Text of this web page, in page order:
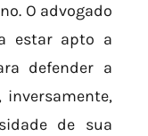
O advogado
estar apto a
defender a
de sua